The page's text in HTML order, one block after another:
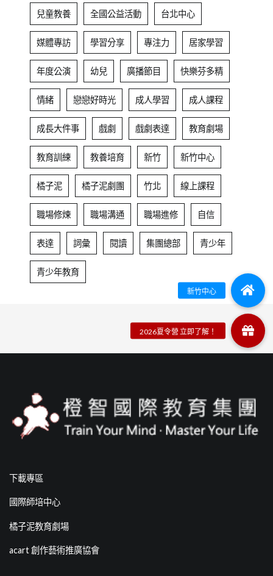
兒童教養 全國公益活動 台北中心
媒體專訪 學習分享 專注力 居家學習
年度公演 幼兒 廣播節目 快樂芬多精
情緒 戀戀好時光 成人學習 成人課程
成長大件事 戲劇 戲劇表達 教育劇場
教育訓練 教養培育 新竹 新竹中心
橘子泥 橘子泥劇團 竹北 線上課程
職場修煉 職場溝通 職場進修 自信
表達 詞彙 閱讀 集團總部 青少年
青少年教育
下載專區
國際師培中心
橘子泥教育劇場
acart 創作藝術推廣協會